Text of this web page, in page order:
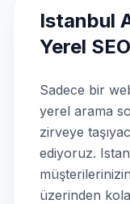
Istanbul
Yerel
Sadece bir
yerel arama
zirveye
ediyoruz.
üzerinden